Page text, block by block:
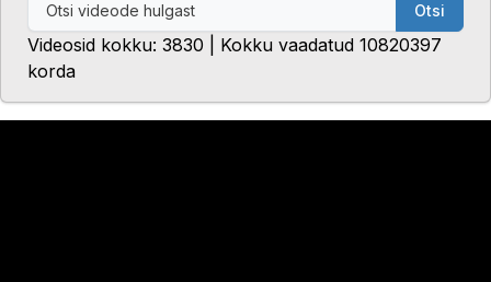
Otsi
Videosid kokku: 3830 | Kokku vaadatud 10820397
korda